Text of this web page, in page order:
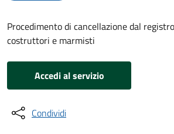
Procedimento di cancellazione dal
costruttori e marmisti
Accedi al servizio
Condividi